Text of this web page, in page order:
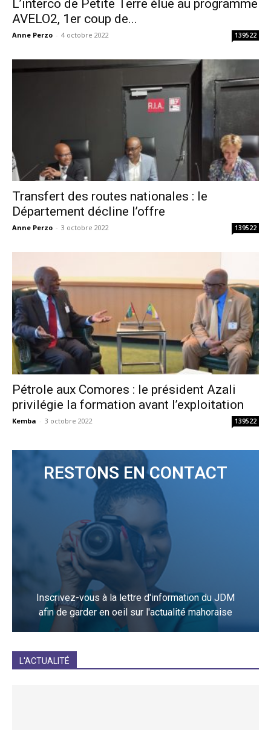
L’interco de Petite Terre élue au programme
AVELO2, 1er coup de...
Anne Perzo - 4 octobre 2022 139522
Transfert des routes nationales : le
Département décline l’offre
Anne Perzo - 3 octobre 2022 139522
Pétrole aux Comores : le président Azali
privilégie la formation avant l’exploitation
Kemba - 3 octobre 2022 139522
RESTONS EN CONTACT
Inscrivez-vous à la lettre d'information du JDM
afin de garder en oeil sur l'actualité mahoraise
L'ACTUALITÉ